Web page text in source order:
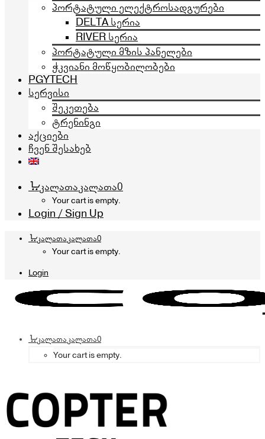
პორტატული ელექტროსადგურები
DELTA სერია
RIVER სერია
პორტატული მზის პანელები
ჭკვიანი მოწყობილობები
PGYTECH
სერვისი
შეკეთება
ტრენინგი
აქციები
ჩვენ შესახებ
კალათაკალათა0
Your cart is empty.
Login / Sign Up
კალათაკალათა0
Your cart is empty.
Login
კალათაკალათა0
Your cart is empty.